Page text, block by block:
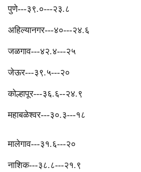
‎पुणे---३९.०---२३.८
अहिल्यानगर---४०---२४.६
जळगाव---४२.४---२५
जेऊर---३९.५---२०
‎‎कोल्हापूर---३६.६--२४.९
‎महाबळेश्वर---३०.३---१८
मालेगाव---३१.६---२०
‎‎नाशिक---३८.८---२१.९